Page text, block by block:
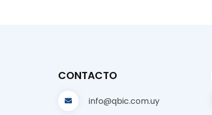
CONTACTO
info@qbic.com.uy